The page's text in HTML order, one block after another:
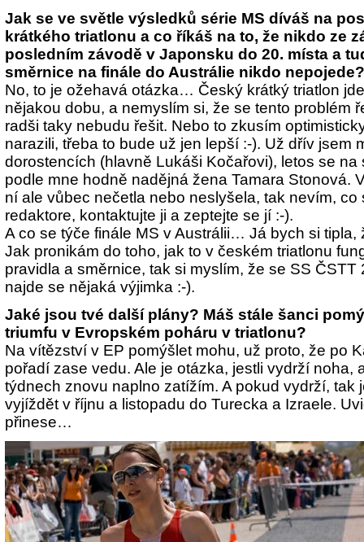
Jak se ve světle výsledků série MS díváš na
krátkého triatlonu a co říkáš na to, že nikdo ze
posledním závodě v Japonsku do 20. místa a
směrnice na finále do Austrálie nikdo nepojede?
No, to je ožehavá otázka… Český krátký triatlon
nějakou dobu, a nemyslím si, že se tento problém
radši taky nebudu řešit. Nebo to zkusím
narazili, třeba to bude už jen lepší :-). Už dřív jsem
dorostencích (hlavně Lukáši Kočařovi), letos se
podle mne hodně nadějná žena Tamara Stonová.
ní ale vůbec nečetla nebo neslyšela, tak nevím, co
redaktore, kontaktujte ji a zeptejte se jí :-).
A co se týče finále MS v Austrálii… Já bych si tipla,
Jak pronikám do toho, jak to v českém triatlonu
pravidla a směrnice, tak si myslím, že se SS
najde se nějaká výjimka :-).
Jaké jsou tvé další plány? Máš stále šanci
triumfu v Evropském poháru v triatlonu?
Na vítězství v EP pomýšlet mohu, už proto, že po
pořadí zase vedu. Ale je otázka, jestli vydrží noha,
týdnech znovu naplno zatížím. A pokud vydrží, tak
vyjíždět v říjnu a listopadu do Turecka a Izraele.
přinese…